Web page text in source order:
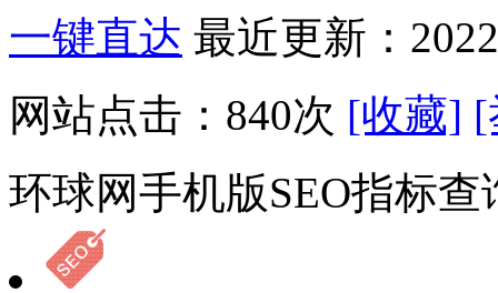
一键直达 最近更新：
网站点击： 840次 [收藏] [
环球网手机版SEO指标查